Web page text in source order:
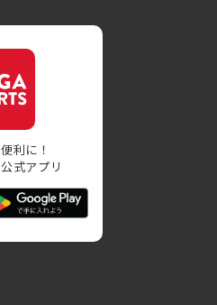
利に！
式アプリ